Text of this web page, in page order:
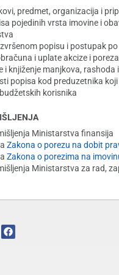
predmet, organizacija i
pojedinih vrsta imovine i
popisu i postupak
i uplate akcize i
i knjiženje manjkova,
popisa kod preduzetnika
korisnika
Ministarstva finansija
Zakona o porezu na dobit
Zakona o porezima na
Ministarstva za rad,